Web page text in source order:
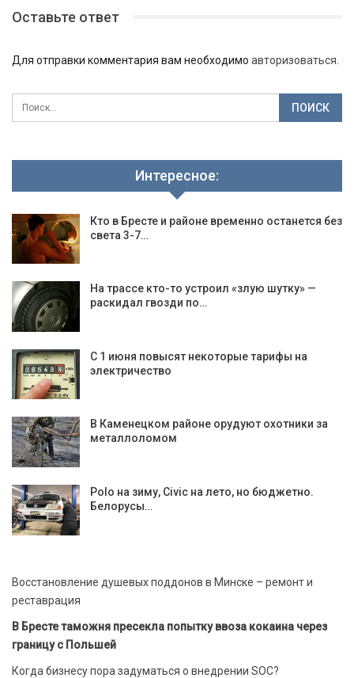
Оставьте ответ
Для отправки комментария вам необходимо авторизоваться
Интересное:
Кто в Бресте и районе временно останется без
света 3-7…
На трассе кто-то устроил «злую шутку» —
раскидал гвозди по…
С 1 июня повысят некоторые тарифы на
электричество
В Каменецком районе орудуют охотники за
металлоломом
Polo на зиму, Civic на лето, но бюджетно.
Белорусы…
Восстановление душевых поддонов в Минске – ремонт и
реставрация
В Бресте таможня пресекла попытку ввоза кокаина через
границу с Польшей
Когда бизнесу пора задуматься о внедрении SOC?